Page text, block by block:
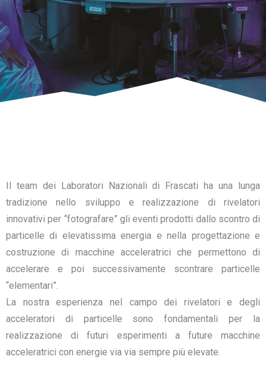
Il team dei Laboratori Nazionali di Frascati ha una lunga
tradizione nello sviluppo e realizzazione di rivelatori
innovativi per “fotografare” gli eventi prodotti dallo scontro di
particelle di elevatissima energia e nella progettazione e
costruzione di macchine acceleratrici che permettono di
accelerare e poi successivamente scontrare particelle
“elementari”.
La nostra esperienza nel campo dei rivelatori e degli
acceleratori di particelle sono fondamentali per la
realizzazione di futuri esperimenti a future macchine
acceleratrici con energie via via sempre più elevate.